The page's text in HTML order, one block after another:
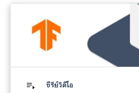
ซีรีย์วิดีโอ